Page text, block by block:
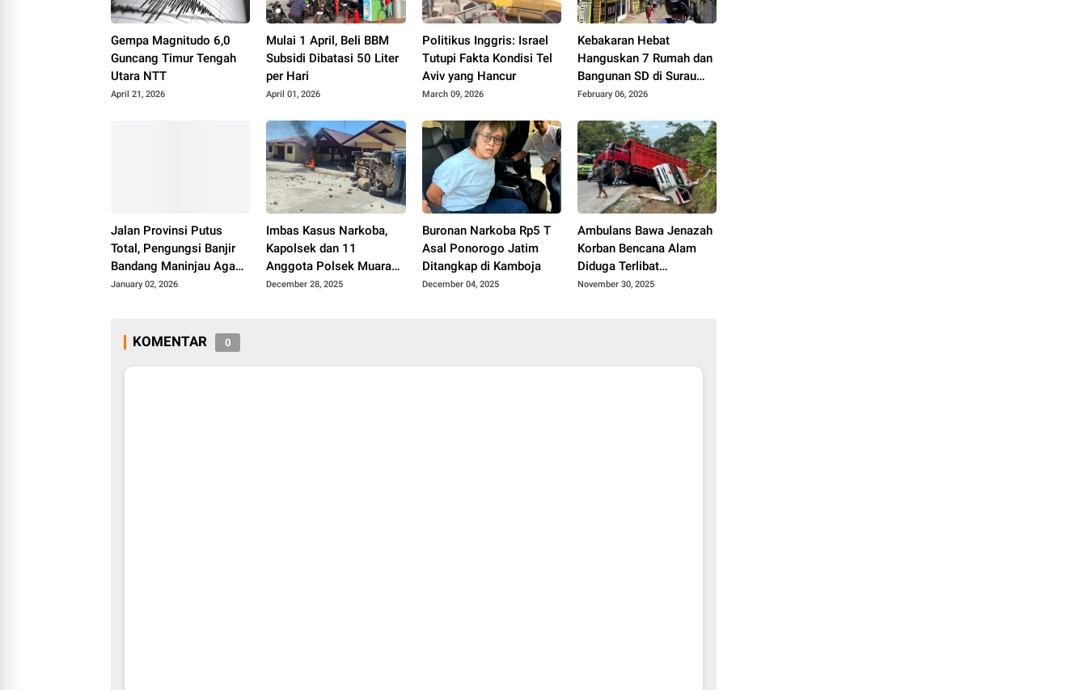
Gempa Magnitudo 6,0
Guncang Timur Tengah
Utara NTT
April 21, 2026
Mulai 1 April, Beli BBM
Subsidi Dibatasi 50 Liter
per Hari
April 01, 2026
Politikus Inggris: Israel
Tutupi Fakta Kondisi Tel
Aviv yang Hancur
March 09, 2026
Kebakaran Hebat
Hanguskan 7 Rumah dan
Bangunan SD di Surau
Gadang Nanggalo
February 06, 2026
Jalan Provinsi Putus
Total, Pengungsi Banjir
Bandang Maninjau Agam
428 Orang
January 02, 2026
Imbas Kasus Narkoba,
Kapolsek dan 11
Anggota Polsek Muara
Batang Sumut Dicopot
December 28, 2025
Buronan Narkoba Rp5 T
Asal Ponorogo Jatim
Ditangkap di Kamboja
December 04, 2025
Ambulans Bawa Jenazah
Korban Bencana Alam
Diduga Terlibat
Kecelakaan Beruntun di
November 30, 2025
KOMENTAR 0